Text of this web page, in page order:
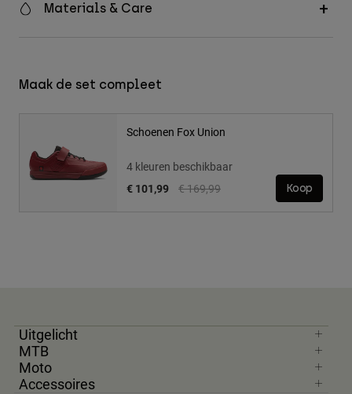
Materials & Care
Maak de set compleet
Schoenen Fox Union
4 kleuren beschikbaar
Price reduced from
€ 169,99to
€ 101,99 Koop
Uitgelicht
MTB
Moto
Accessoires